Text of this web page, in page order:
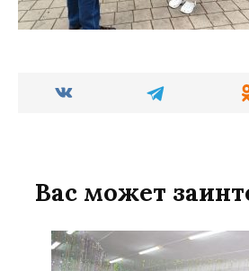
Вас может